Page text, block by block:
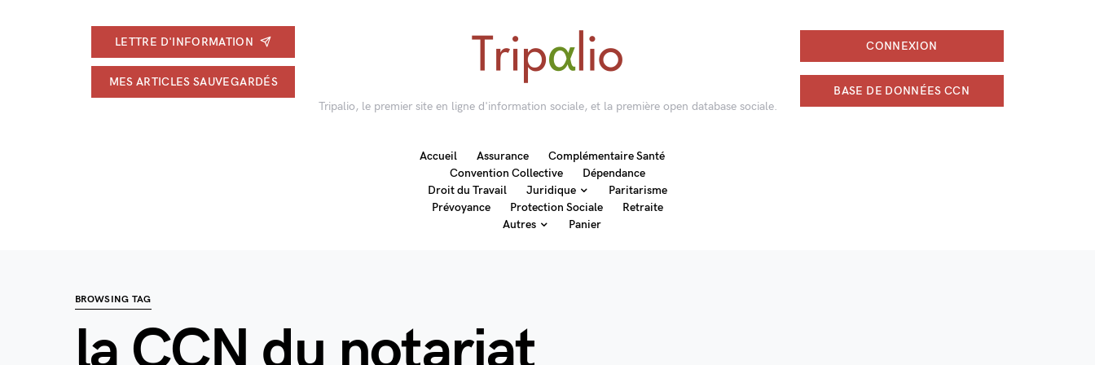
LETTRE D'INFORMATION
MES ARTICLES SAUVEGARDÉS
Tripalio, le premier site en ligne d'information sociale, et la première open database sociale.
CONNEXION
BASE DE DONNÉES CCN
Accueil Assurance
Complémentaire Santé
Convention Collective
Dépendance
Droit du Travail
Juridique
Paritarisme
Prévoyance
Protection Sociale
Retraite
Autres
Panier
BROWSING TAG